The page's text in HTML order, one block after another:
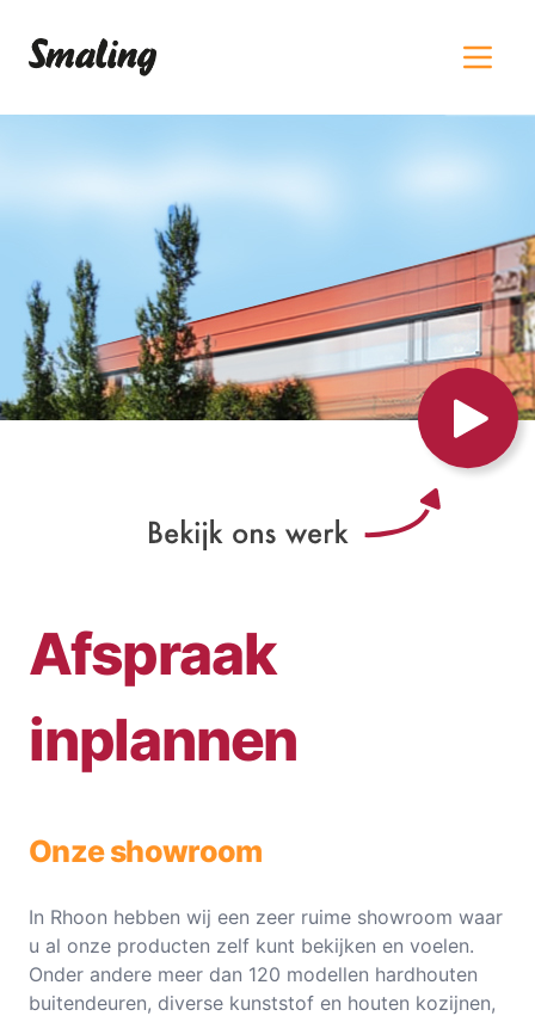
Afspraak
inplannen
Onze showroom
In Rhoon hebben wij een zeer ruime showroom waar
u al onze producten zelf kunt bekijken en voelen.
Onder andere meer dan 120 modellen hardhouten
buitendeuren, diverse kunststof en houten kozijnen,